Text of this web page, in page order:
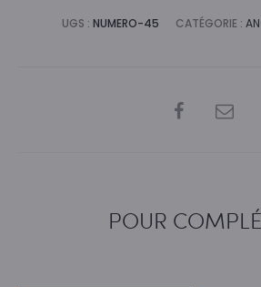
UGS : NUMERO-45 CATÉGORIE :
SHARE
POUR